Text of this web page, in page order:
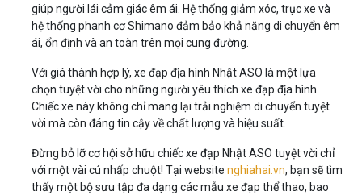
giúp người lái cảm giác êm ái. Hệ thống giảm xóc, trục xe và
hệ thống phanh cơ Shimano đảm bảo khả năng di chuyển êm
ái, ổn định và an toàn trên mọi cung đường.
Với giá thành hợp lý, xe đạp địa hình Nhật ASO là một lựa
chọn tuyệt vời cho những người yêu thích xe đạp địa hình.
Chiếc xe này không chỉ mang lại trải nghiệm di chuyển tuyệt
vời mà còn đáng tin cậy về chất lượng và hiệu suất.
Đừng bỏ lỡ cơ hội sở hữu chiếc xe đạp Nhật ASO tuyệt vời chỉ
với một vài cú nhấp chuột! Tại website nghiahai.vn, bạn sẽ tìm
thấy một bộ sưu tập đa dạng các mẫu xe đạp thể thao, bao